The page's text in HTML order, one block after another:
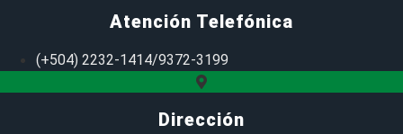
Atención Telefónica
(+504) 2232-1414/9372-3199
Dirección